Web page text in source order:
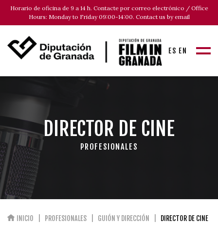
Horario de oficina de 9 a 14 h. Contacte por correo electrónico / Office
Hours: Monday to Friday 09:00-14:00. Contact us by email
ES EN
DIRECTOR DE CINE
PROFESIONALES
INICIO PROFESIONALES GUIÓN Y DIRECCIÓN DIRECTOR DE CINE